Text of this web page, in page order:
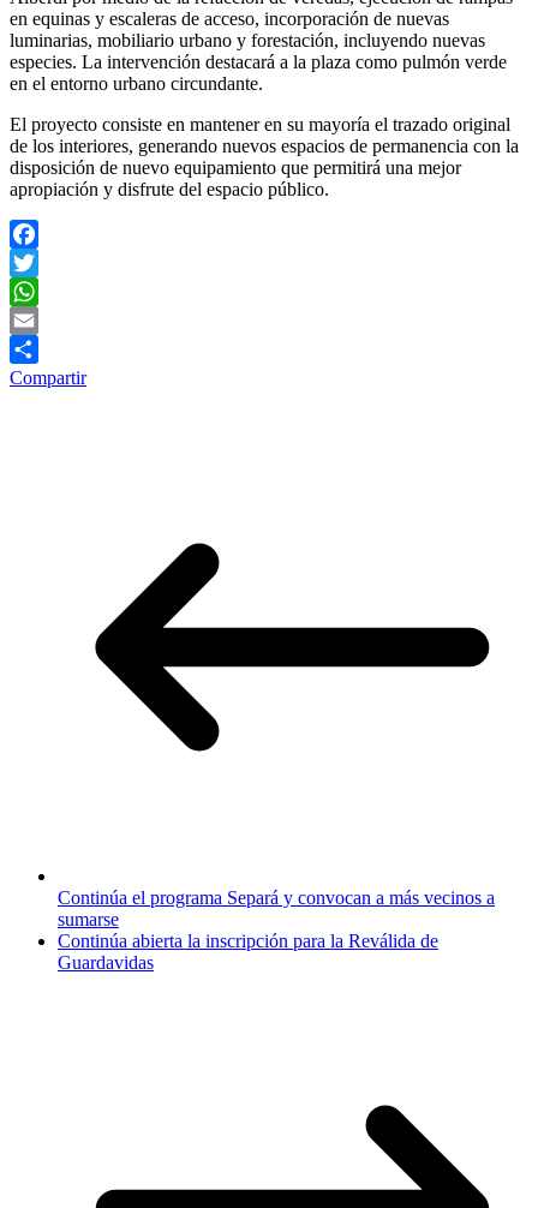
en equinas y escaleras de acceso, incorporación de nuevas
luminarias, mobiliario urbano y forestación, incluyendo nuevas
especies. La intervención destacará a la plaza como pulmón verde
en el entorno urbano circundante.
El proyecto consiste en mantener en su mayoría el trazado original
de los interiores, generando nuevos espacios de permanencia con la
disposición de nuevo equipamiento que permitirá una mejor
apropiación y disfrute del espacio público.
Facebook
Twitter
WhatsApp
Email
Compartir
Continúa el programa Separá y convocan a más vecinos a
sumarse
Continúa abierta la inscripción para la Reválida de
Guardavidas